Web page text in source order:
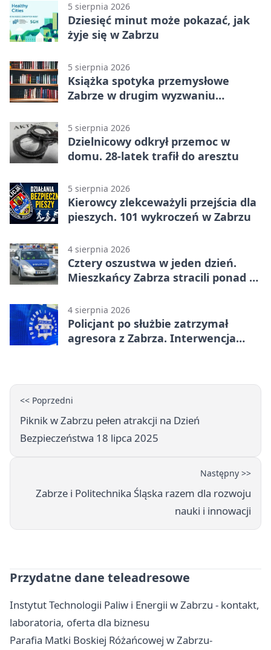
5 sierpnia 2026
Dziesięć minut może pokazać, jak
żyje się w Zabrzu
5 sierpnia 2026
Książka spotyka przemysłowe
Zabrze w drugim wyzwaniu
5 sierpnia 2026
Dzielnicowy odkrył przemoc w
domu. 28-latek trafił do aresztu
5 sierpnia 2026
Kierowcy zlekceważyli przejścia dla
pieszych. 101 wykroczeń w Zabrzu
4 sierpnia 2026
Cztery oszustwa w jeden dzień.
Mieszkańcy Zabrza stracili ponad 6
4 sierpnia 2026
Policjant po służbie zatrzymał
agresora z Zabrza. Interwencja
<< Poprzedni
Piknik w Zabrzu pełen atrakcji na Dzień
Bezpieczeństwa 18 lipca 2025
Następny >>
Zabrze i Politechnika Śląska razem dla rozwoju
nauki i innowacji
Przydatne dane teleadresowe
Instytut Technologii Paliw i Energii w Zabrzu - kontakt,
laboratoria, oferta dla biznesu
Parafia Matki Boskiej Różańcowej w Zabrzu-